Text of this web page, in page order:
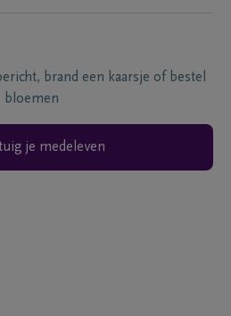
brand een kaarsje of bestel
bloemen
je medeleven